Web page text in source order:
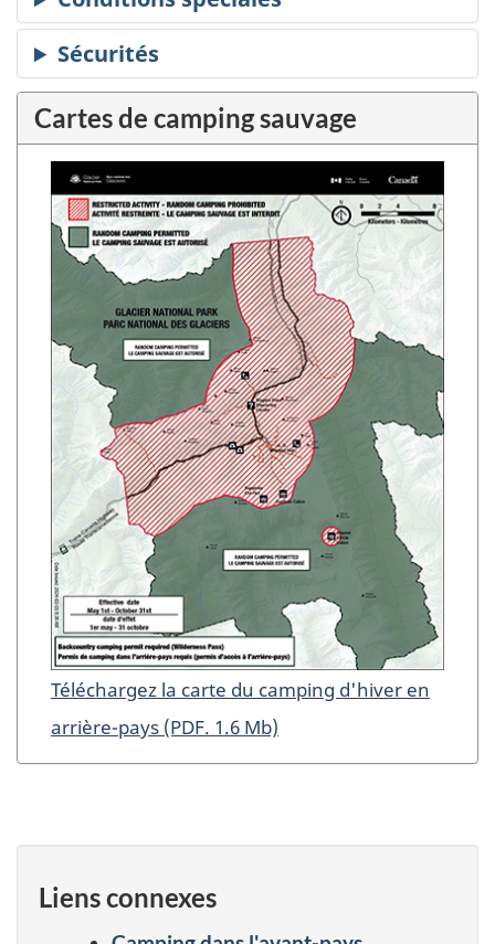
Cartes de camping sauvage
Téléchargez la carte du camping d'hiver en
arrière-pays (PDF. 1.6 Mb)
Liens connexes